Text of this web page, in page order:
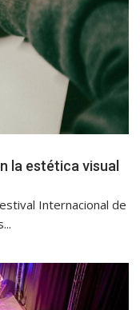
la estética visual
Internacional de